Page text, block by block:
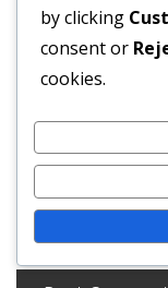
Website
Save my name,
the next time I
by clicking
consent or
cookies.